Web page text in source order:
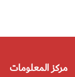
مركز المعلومات